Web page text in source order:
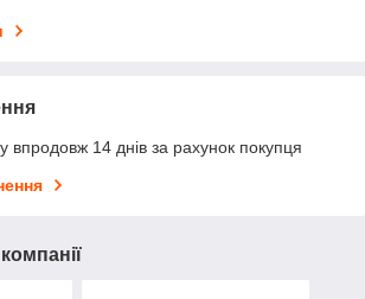
впродовж 14 днів за рахунок покупця